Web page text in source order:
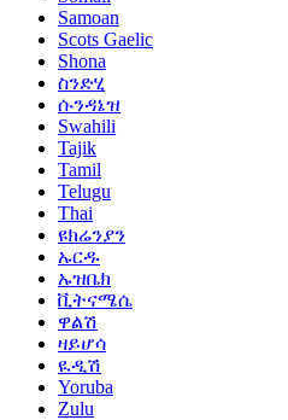
Samoan
Scots Gaelic
Shona
ስንድሂ
ሱንዳኔዝ
Swahili
Tajik
Tamil
Telugu
Thai
ዩክሬንያን
ኡርዱ
ኡዝቤክ
ቪትናሜሴ
ዋልሽ
ዛይሆሳ
ዪዲሽ
Yoruba
Zulu